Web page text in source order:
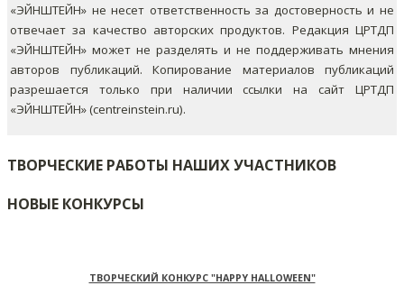
«ЭЙНШТЕЙН» не несет ответственность за достоверность и не
отвечает за качество авторских продуктов. Редакция ЦРТДП
«ЭЙНШТЕЙН» может не разделять и не поддерживать мнения
авторов публикаций. Копирование материалов публикаций
разрешается только при наличии ссылки на сайт ЦРТДП
«ЭЙНШТЕЙН» (centreinstein.ru).
ТВОРЧЕСКИЕ РАБОТЫ НАШИХ УЧАСТНИКОВ
НОВЫЕ КОНКУРСЫ
ТВОРЧЕСКИЙ КОНКУРС "HAPPY HALLOWEEN"